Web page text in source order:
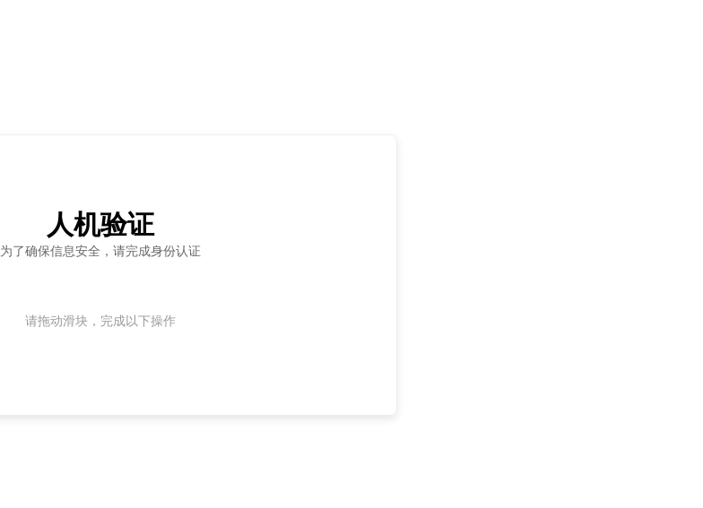
人机验证
为了确保信息安全，请完成身份认证
请拖动滑块，完成以下操作